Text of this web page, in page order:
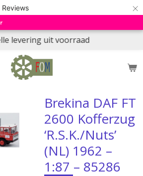
Reviews ×
levering uit voorraad
Brekina DAF FT
2600 Kofferzug
‘R.S.K./Nuts’
(NL) 1962 –
1:87 – 85286